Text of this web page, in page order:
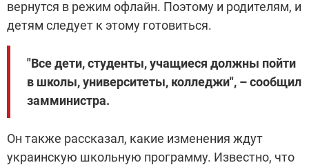
вернутся в режим офлайн. Поэтому и родителям, и
детям следует к этому готовиться.
"Все дети, студенты, учащиеся должны пойти
в школы, университеты, колледжи", – сообщил
замминистра.
Он также рассказал, какие изменения ждут
украинскую школьную программу. Известно, что